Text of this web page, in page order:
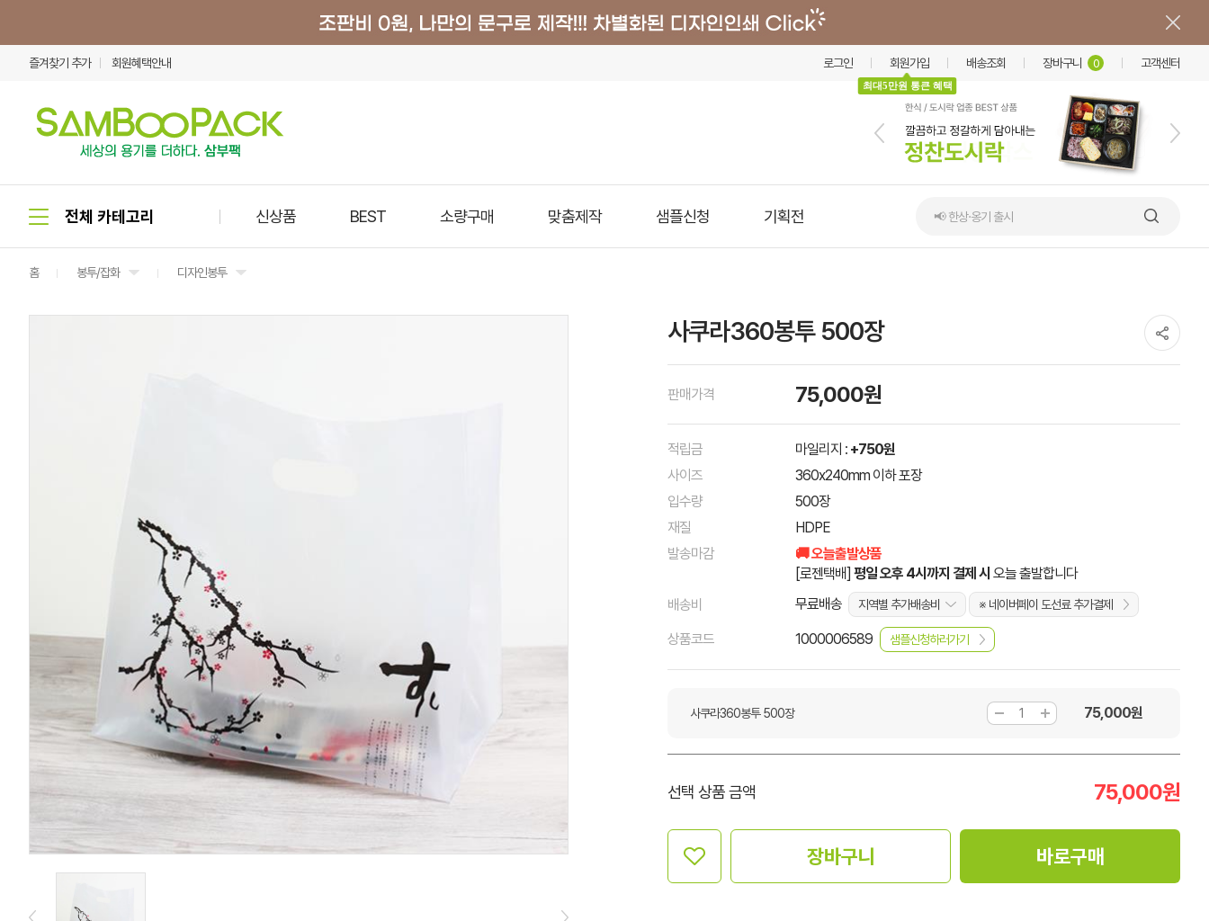
즐겨찾기 추가 회원혜택안내 로그인 회원가입
최대5만원 통큰 혜택
배송조회 장바구니 0 고객센터
신상품 BEST 소량구매 맞춤제작 샘플신청 기획전 📢 한상·옹기 출시
홈 봉투/잡화 디자인봉투
사쿠라360봉투 500장
판매가격 75,000원
적립금 마일리지 : +750원
사이즈
360x240mm 이하 포장
입수량
500장
재질
HDPE
발송마감
🚚 오늘출발상품
[로젠택배] 평일 오후 4시까지 결제 시 오늘 출발합니다
배송비
무료배송 지역별 추가배송비 ※ 네이버페이 도선료 추가결제
상품코드 1000006589 샘플신청하러가기
사쿠라360봉투 500장 75,000원
선택 상품 금액 75,000원
장바구니 바로구매